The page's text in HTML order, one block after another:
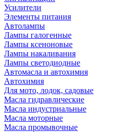
Усилители
Элементы питания
Автолампы
Лампы галогенные
Лампы ксеноновые
Лампы накаливания
Лампы светодиодные
Автомасла и автохимия
Автохимия
Для мото, лодок, садовые
Масла гидравлические
Масла индустриальные
Масла моторные
Масла промывочные